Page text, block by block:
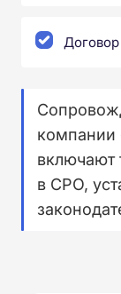
Договор
компании
включают
в СРО,